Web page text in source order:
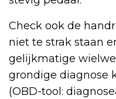
Check ook de
niet te strak staan
gelijkmatige
grondige diagnose
(OBD-tool: